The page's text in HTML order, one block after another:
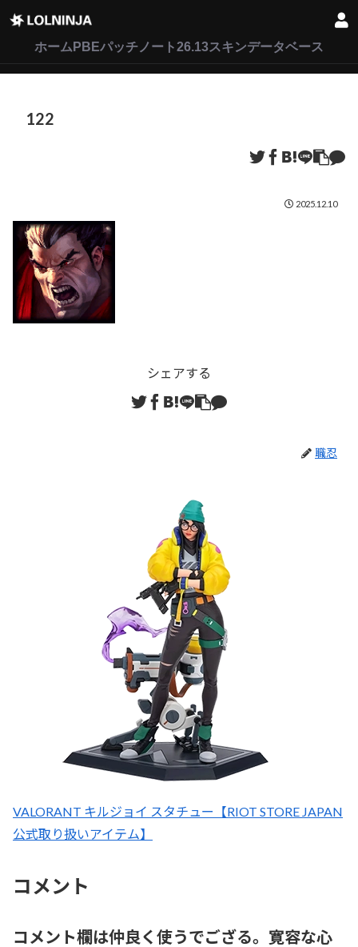
ホーム PBEパッチノート26.13スキンデータベース
122
2025.12.10
シェアする
職忍
VALORANT キルジョイ スタチュー【RIOT STORE JAPAN
公式取り扱いアイテム】
コメント
コメント欄は仲良く使うでござる。寛容な心